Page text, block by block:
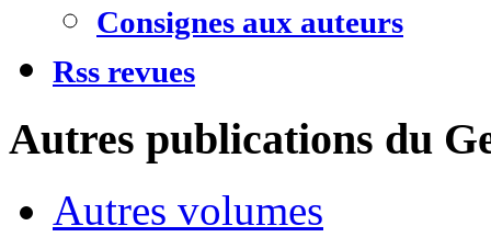
Consignes aux auteurs
Rss revues
Autres publications du
Autres volumes